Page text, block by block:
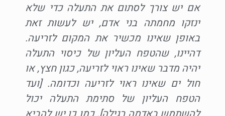
אם יש צורך לסתום את התעלה כדי שלא
ינזקו מחמתה בני אדם, יש לעשות זאת
באופן שאינו מכשיר את המקום לזריעה.
דהיינו, שהטפח העליון של כיסוי התעלה
יהיה מדבר שאינו ראוי לזריעה, כגון חצץ, או
חול ים שאינו ראוי לזריעה וכדומה. [ועד
הטפח העליון של סתימת התעלה יכול